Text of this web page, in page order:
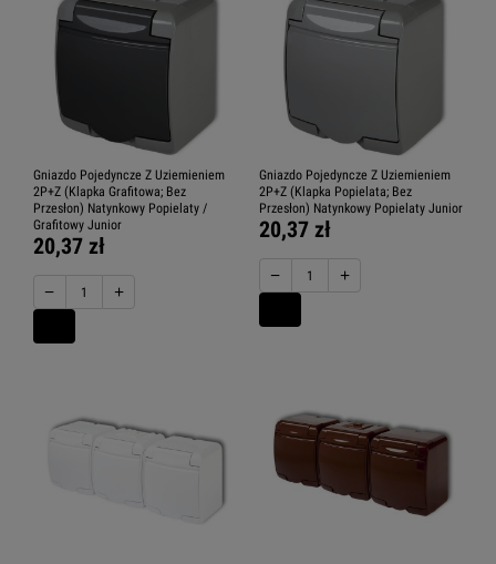
Gniazdo Pojedyncze Z Uziemieniem
2P+Z (Klapka Grafitowa; Bez
Przesłon) Natynkowy Popielaty /
Grafitowy Junior
20,37 zł
− +
Gniazdo Pojedyncze Z Uziemieniem
2P+Z (Klapka Popielata; Bez
Przesłon) Natynkowy Popielaty Junior
20,37 zł
− +